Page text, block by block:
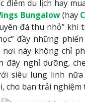
điểm du lịch hay
Bungalow(hay
đá thu nhỏ” khi
đầy những
nơi này không chỉ
đây nghỉ dưỡng,
siêu lung linh nữa
cho bạn trải nghiệm